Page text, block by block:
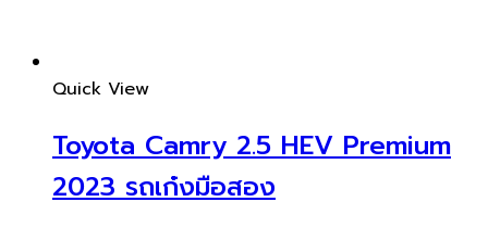
Quick View
Toyota Camry 2.5 HEV Premium
2023 รถเก๋งมือสอง